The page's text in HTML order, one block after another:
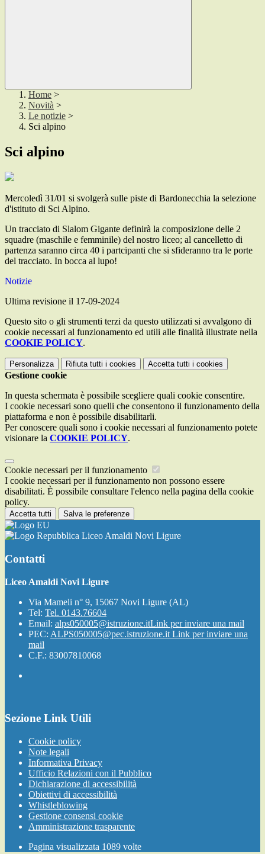
Home >
Novità >
Le notizie >
Sci alpino
Sci alpino
Mercoledì 31/01 si svolgerà sulle piste di Bardonecchia la selezione
d'istituto di Sci Alpino.
Un tracciato di Slalom Gigante definirà la composizione delle 2
squadre (maschile e femminile) del nostro liceo; al cancelletto di
partenza saranno circa 40 i partcipanti che si sfideranno tra le porte
del tracciato. In bocca al lupo!
Notizie
Ultima revisione il 17-09-2024
Questo sito o gli strumenti terzi da questo utilizzati si avvalgono di
cookie necessari al funzionamento ed utili alle finalità illustrate nella
COOKIE POLICY.
Personalizza Rifiuta tutti i cookies Accetta tutti i cookies
Gestione cookie
In questa schermata è possibile scegliere quali cookie consentire.
I cookie necessari sono quelli che consentono il funzionamento della
piattaforma e non è possibile disabilitarli.
Per conoscere quali sono i cookie necessari al funzionamento potete
visionare la COOKIE POLICY.
Cookie necessari per il funzionamento
I cookie necessari per il funzionamento non possono essere
disabilitati. È possibile consultare l'elenco nella pagina della cookie
policy.
Accetta tutti Salva le preferenze
Liceo Amaldi Novi Ligure
Contatti
Liceo Amaldi Novi Ligure
Via Mameli n° 9, 15067 Novi Ligure (AL)
Tel: Tel. 0143.76604
Email: alps050005@istruzione.itLink per inviare una mail
PEC: ALPS050005@pec.istruzione.it Link per inviare una
mail
C.F.: 83007810068
Sezione Link Utili
Cookie policy
Note legali
Informativa Privacy
Ufficio Relazioni con il Pubblico
Dichiarazione di accessibilità
Obiettivi di accessibilità
Whistleblowing
Gestione consensi cookie
Amministrazione trasparente
Pagina visualizzata 1089 volte